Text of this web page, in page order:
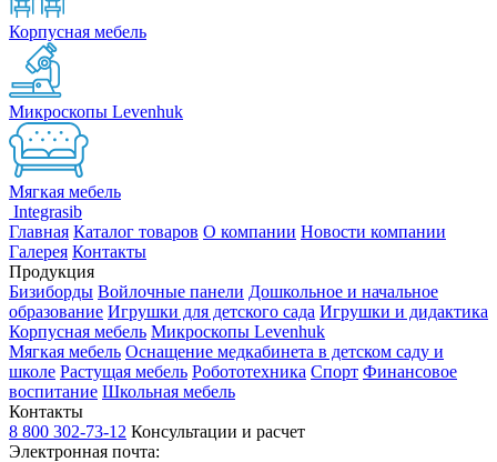
Корпусная мебель
Микроскопы Levenhuk
Мягкая мебель
Integrasib
Главная Каталог товаров О компании Новости компании
Галерея Контакты
Продукция
Бизиборды Войлочные панели Дошкольное и начальное
образование Игрушки для детского сада Игрушки и дидактика
Корпусная мебель Микроскопы Levenhuk
Мягкая мебель Оснащение медкабинета в детском саду и
школе Растущая мебель Робототехника Спорт Финансовое
воспитание Школьная мебель
Контакты
8 800 302-73-12 Консультации и расчет
Электронная почта: